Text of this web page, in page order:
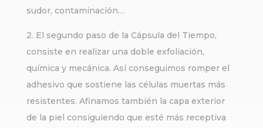
sudor, contaminación…
2. El segundo paso de la Cápsula del Tiempo,
consiste en realizar una doble exfoliación,
química y mecánica. Así conseguimos romper el
adhesivo que sostiene las células muertas más
resistentes. Afinamos también la capa exterior
de la piel consiguiendo que esté más receptiva